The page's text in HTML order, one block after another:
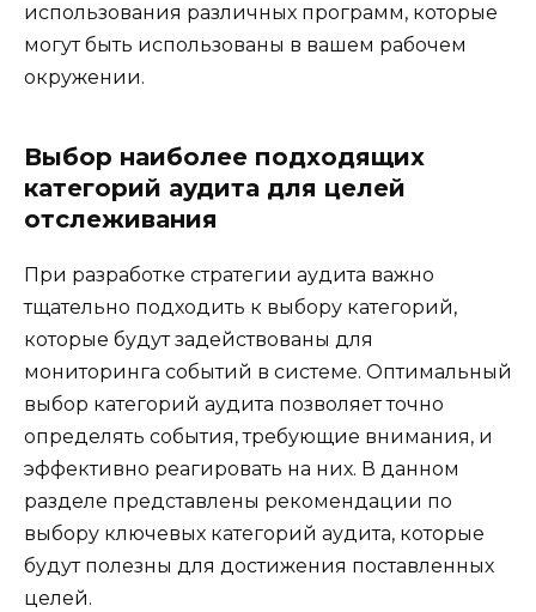
использования различных программ, которые
могут быть использованы в вашем рабочем
окружении.
Выбор наиболее подходящих
категорий аудита для целей
отслеживания
При разработке стратегии аудита важно
тщательно подходить к выбору категорий,
которые будут задействованы для
мониторинга событий в системе. Оптимальный
выбор категорий аудита позволяет точно
определять события, требующие внимания, и
эффективно реагировать на них. В данном
разделе представлены рекомендации по
выбору ключевых категорий аудита, которые
будут полезны для достижения поставленных
целей.